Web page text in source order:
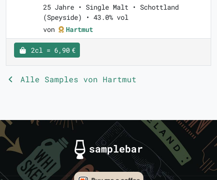
25 Jahre • Single Malt • Schottland
(Speyside) • 43.0% vol
von
Hartmut
2cl = 6,90 €
Alle Samples von Hartmut